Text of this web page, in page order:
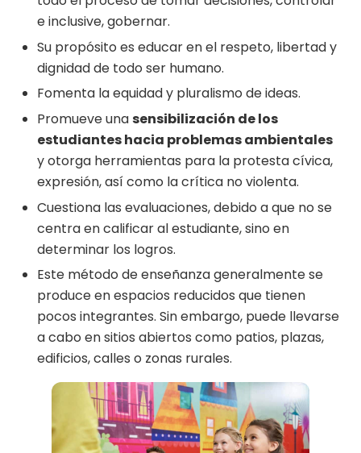
e inclusive, gobernar.
Su propósito es educar en el respeto, libertad y
dignidad de todo ser humano.
Fomenta la equidad y pluralismo de ideas.
Promueve unasensibilización de los
estudiantes hacia problemas ambientales
y otorga herramientas para la protesta cívica,
expresión, así como la crítica no violenta.
Cuestiona las evaluaciones, debido a que no se
centra en calificar al estudiante, sino en
determinar los logros.
Este método de enseñanza generalmente se
produce en espacios reducidos que tienen
pocos integrantes. Sin embargo, puede llevarse
a cabo en sitios abiertos como patios, plazas,
edificios, calles o zonas rurales.